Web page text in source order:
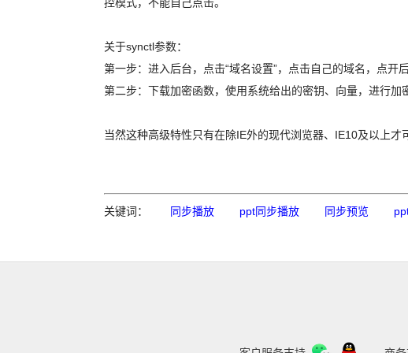
关于synctl参数：
第一步：进入后台，点击“域名设置”，点击自己的域名，点开
第二步：下载加密函数，使用系统给出的密钥、向量，进行加
当然这种高级特性只有在除IE外的现代浏览器、IE10及以上才
关键词： 同步播放 ppt同步播放 同步预览